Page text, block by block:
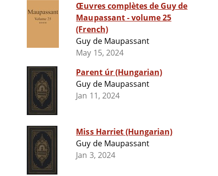
Œuvres complètes de Guy de
Maupassant - volume 25
(French)
Guy de Maupassant
May 15, 2024
Parent úr (Hungarian)
Guy de Maupassant
Jan 11, 2024
Miss Harriet (Hungarian)
Guy de Maupassant
Jan 3, 2024